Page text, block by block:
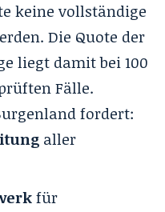
keine vollständige
Die Quote der
liegt damit bei 100
Fälle.
fordert:
aller
für